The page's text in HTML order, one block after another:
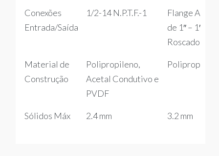
Conexões
Entrada/Saída
1/2-14 N.P.T.F.-1
Flange
de 1″ – 1″ (F)
Roscado
Material de
Construção
Polipropileno,
Acetal Condutivo e
PVDF
Polipropileno
Sólidos Máx 2.4 mm 3.2 mm